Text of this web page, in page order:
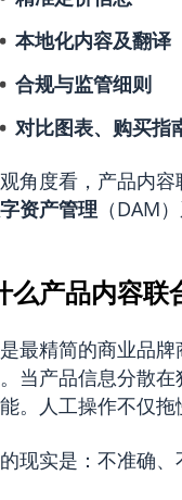
本地化内容及翻译
合规与监管细则
对比图表、购买指
角度看，产品内
资产管理 （DAM
么产品内容联
最精简的商业品
当产品信息分散
。人工操作不仅拖
现实是：不准确、